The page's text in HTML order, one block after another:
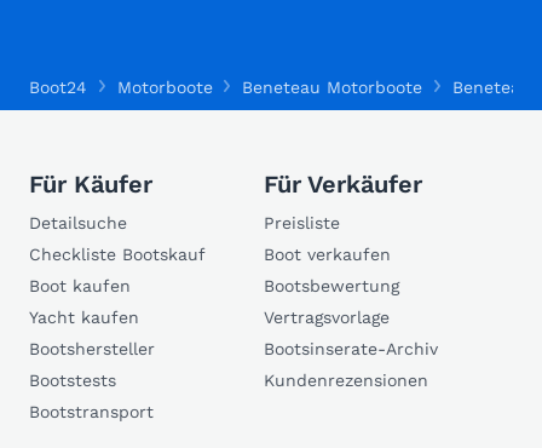
Boot24 Motorboote Beneteau Motorboote Beneteau
Für Käufer
Detailsuche
Checkliste Bootskauf
Boot kaufen
Yacht kaufen
Bootshersteller
Bootstests
Bootstransport
Für Verkäufer
Preisliste
Boot verkaufen
Bootsbewertung
Vertragsvorlage
Bootsinserate-Archiv
Kundenrezensionen